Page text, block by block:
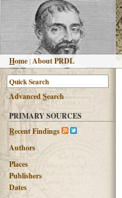
Home |About PRDL
AdvancedSearch
PRIMARY SOURCES
Recent Findings
Authors
Places
Publishers
Dates